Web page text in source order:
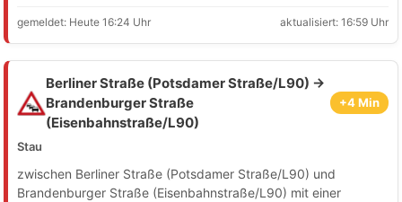
gemeldet: Heute 16:24 Uhr aktualisiert: 16:59 Uhr
Berliner Straße (Potsdamer Straße/L90) →
Brandenburger Straße
(Eisenbahnstraße/L90)
+4 Min
Stau
zwischen Berliner Straße (Potsdamer Straße/L90) und
Brandenburger Straße (Eisenbahnstraße/L90) mit einer